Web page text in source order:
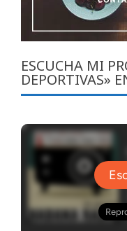
ESCUCHA MI
DEPORTIVAS»